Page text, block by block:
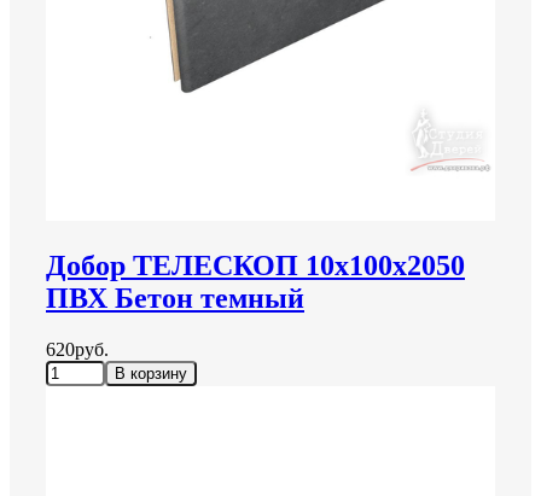
Добор ТЕЛЕСКОП 10х100х2050
ПВХ Бетон темный
620руб.